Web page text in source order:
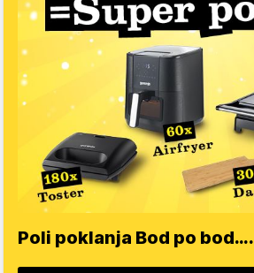
Poli poklanja Bod po bod….